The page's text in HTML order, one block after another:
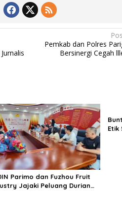
Pemkab dan Polres
Bersinergi Cegah
Parimo dan Fuzhou Fruit
Jajaki Peluang Durian
Etik